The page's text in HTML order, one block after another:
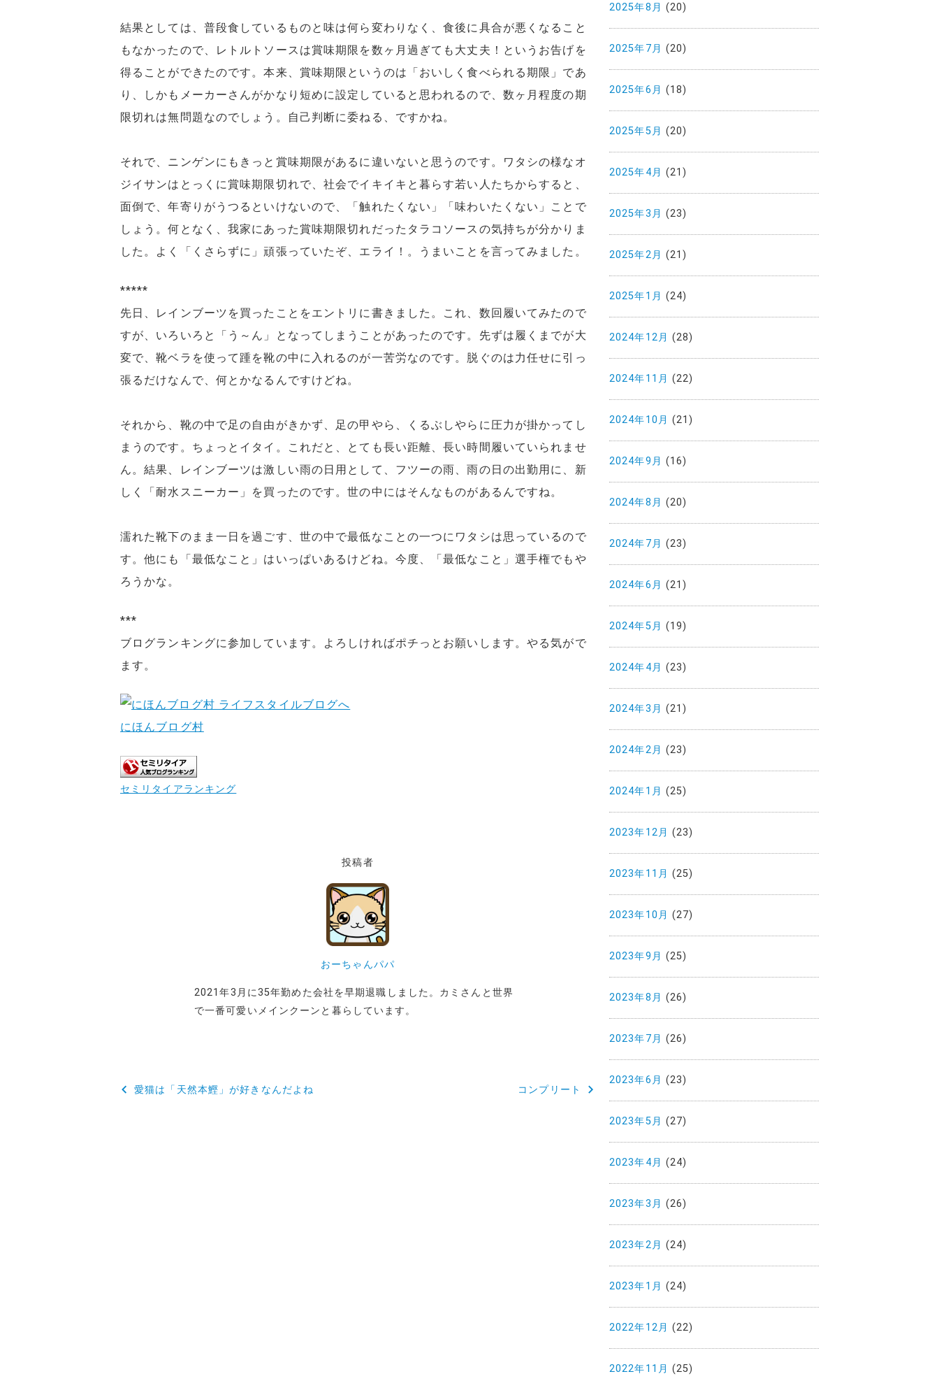
結果としては、普段食しているものと味は何ら変わりなく、食後に具合が悪くなること
もなかったので、レトルトソースは賞味期限を数ヶ月過ぎても大丈夫！というお告げを
得ることができたのです。本来、賞味期限というのは「おいしく食べられる期限」であ
り、しかもメーカーさんがかなり短めに設定していると思われるので、数ヶ月程度の期
限切れは無問題なのでしょう。自己判断に委ねる、ですかね。
それで、ニンゲンにもきっと賞味期限があるに違いないと思うのです。ワタシの様なオ
ジイサンはとっくに賞味期限切れで、社会でイキイキと暮らす若い人たちからすると、
面倒で、年寄りがうつるといけないので、「触れたくない」「味わいたくない」ことで
しょう。何となく、我家にあった賞味期限切れだったタラコソースの気持ちが分かりま
した。よく「くさらずに」頑張っていたぞ、エライ！。うまいことを言ってみました。
*****
先日、レインブーツを買ったことをエントリに書きました。これ、数回履いてみたので
すが、いろいろと「う～ん」となってしまうことがあったのです。先ずは履くまでが大
変で、靴ベラを使って踵を靴の中に入れるのが一苦労なのです。脱ぐのは力任せに引っ
張るだけなんで、何とかなるんですけどね。
それから、靴の中で足の自由がきかず、足の甲やら、くるぶしやらに圧力が掛かってし
まうのです。ちょっとイタイ。これだと、とても長い距離、長い時間履いていられませ
ん。結果、レインブーツは激しい雨の日用として、フツーの雨、雨の日の出勤用に、新
しく「耐水スニーカー」を買ったのです。世の中にはそんなものがあるんですね。
濡れた靴下のまま一日を過ごす、世の中で最低なことの一つにワタシは思っているので
す。他にも「最低なこと」はいっぱいあるけどね。今度、「最低なこと」選手権でもや
ろうかな。
***
ブログランキングに参加しています。よろしければポチっとお願いします。やる気がで
ます。
にほんブログ村
セミリタイアランキング
投稿者
おーちゃんパパ
2021年3月に35年勤めた会社を早期退職しました。カミさんと世界
で一番可愛いメインクーンと暮らしています。
投
愛猫は「天然本鰹」が好きなんだよね コンプリート
2025年8月 (20)
2025年7月 (20)
2025年6月 (18)
2025年5月 (20)
2025年4月 (21)
2025年3月 (23)
2025年2月 (21)
2025年1月 (24)
2024年12月 (28)
2024年11月 (22)
2024年10月 (21)
2024年9月 (16)
2024年8月 (20)
2024年7月 (23)
2024年6月 (21)
2024年5月 (19)
2024年4月 (23)
2024年3月 (21)
2024年2月 (23)
2024年1月 (25)
2023年12月 (23)
2023年11月 (25)
2023年10月 (27)
2023年9月 (25)
2023年8月 (26)
2023年7月 (26)
2023年6月 (23)
2023年5月 (27)
2023年4月 (24)
2023年3月 (26)
2023年2月 (24)
2023年1月 (24)
2022年12月 (22)
2022年11月 (25)